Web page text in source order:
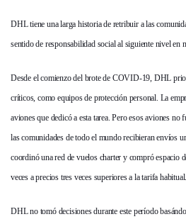
DHL tiene una larga historia de retribuir a las
sentido de responsabilidad social al siguiente nivel en
Desde el comienzo del brote de COVID-19, DHL
críticos, como equipos de protección personal. La
aviones que dedicó a esta tarea. Pero esos aviones no
las comunidades de todo el mundo recibieran envíos
coordinó una red de vuelos charter y compró espacio
veces a precios tres veces superiores a la tarifa habitual.
DHL no tomó decisiones durante este período